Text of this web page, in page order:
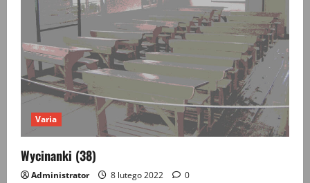
Varia
Wycinanki (38)
Administrator 8 lutego 2022 0